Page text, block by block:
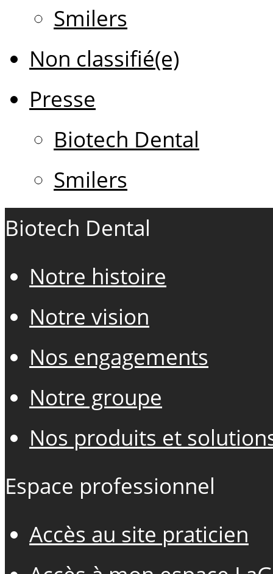
Smilers
Non classifié(e)
Presse
Biotech Dental
Smilers
Biotech Dental
Notre histoire
Notre vision
Nos engagements
Notre groupe
Nos produits et
Espace professionnel
Accès au site praticien